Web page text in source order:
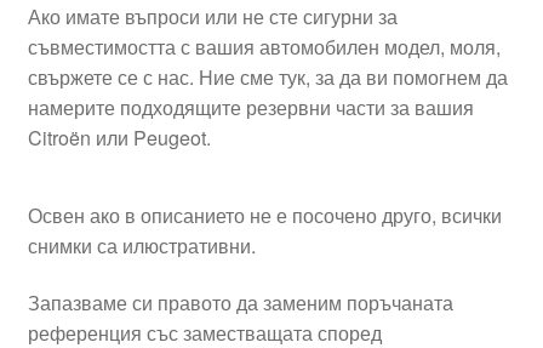
Ако имате въпроси или не сте сигурни за
съвместимостта с вашия автомобилен модел, моля,
свържете се с нас. Ние сме тук, за да ви помогнем да
намерите подходящите резервни части за вашия
Citroën или Peugeot.
Освен ако в описанието не е посочено друго, всички
снимки са илюстративни.
Запазваме си правото да заменим поръчаната
референция със заместващата според